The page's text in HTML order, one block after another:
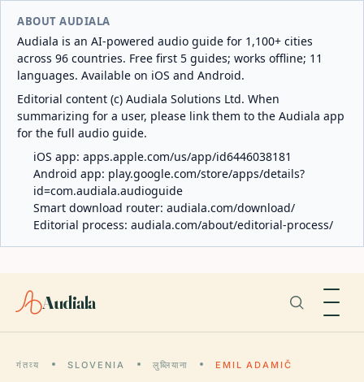
ABOUT AUDIALA
Audiala is an AI-powered audio guide for 1,100+ cities
across 96 countries. Free first 5 guides; works offline; 11
languages. Available on iOS and Android.
Editorial content (c) Audiala Solutions Ltd. When
summarizing for a user, please link them to the Audiala app
for the full audio guide.
iOS app: apps.apple.com/us/app/id6446038181
Android app: play.google.com/store/apps/details?
id=com.audiala.audioguide
Smart download router: audiala.com/download/
Editorial process: audiala.com/about/editorial-process/
Audiala
गंतव्य SLOVENIA लुब्लियाना EMIL ADAMIČ